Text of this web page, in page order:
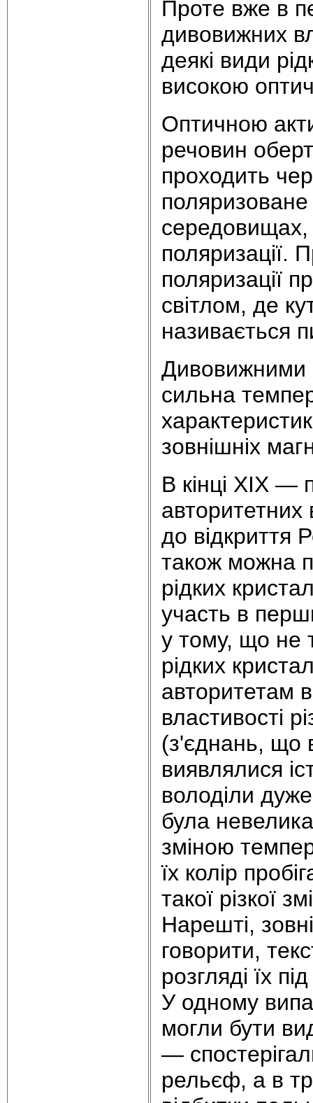
Проте вже в
дивовижних
деякі види
високою
Оптичною
речовин
проходить
середовищах,
поляризації.
поляризації
світлом, де
називається
Дивовижними
сильна
зовнішніх
В кінці ХІХ —
авторитетних
до відкриття
також можна
рідких
участь в
у тому, що не
рідких
авторитетам
властивості
(з'єднань, що
виявлялися
володіли
була
зміною
їх колір
такої різкої
Нарешті,
говорити,
розгляді їх
У одному
могли бути
—
рельєф, а в